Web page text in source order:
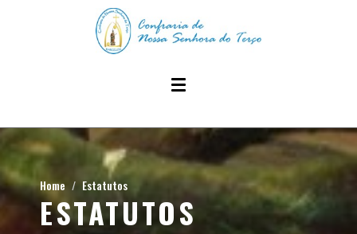
Home Estatutos
ESTATUTOS